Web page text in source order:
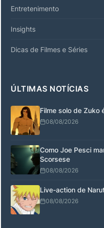
Entretenimento
Insights
Dicas de Filmes e Séries
ÚLTIMAS NOTÍCIAS
Filme solo de Zuko
08/08/2026
Como Joe Pesci
Scorsese
08/08/2026
Live-action de
08/08/2026